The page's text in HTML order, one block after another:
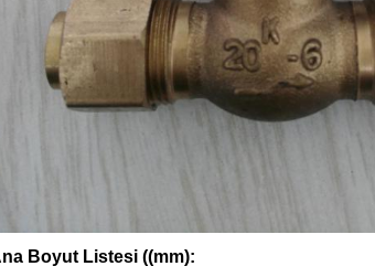
Boyut Listesi ((mm):